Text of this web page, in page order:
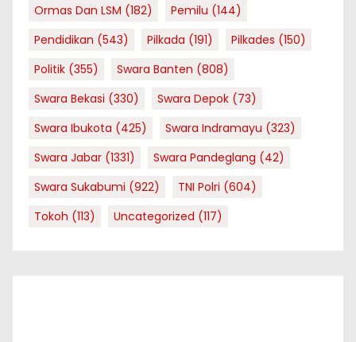
Ormas Dan LSM (182) Pemilu (144)
Pendidikan (543) Pilkada (191) Pilkades (150)
Politik (355) Swara Banten (808)
Swara Bekasi (330) Swara Depok (73)
Swara Ibukota (425) Swara Indramayu (323)
Swara Jabar (1331) Swara Pandeglang (42)
Swara Sukabumi (922) TNI Polri (604)
Tokoh (113) Uncategorized (117)